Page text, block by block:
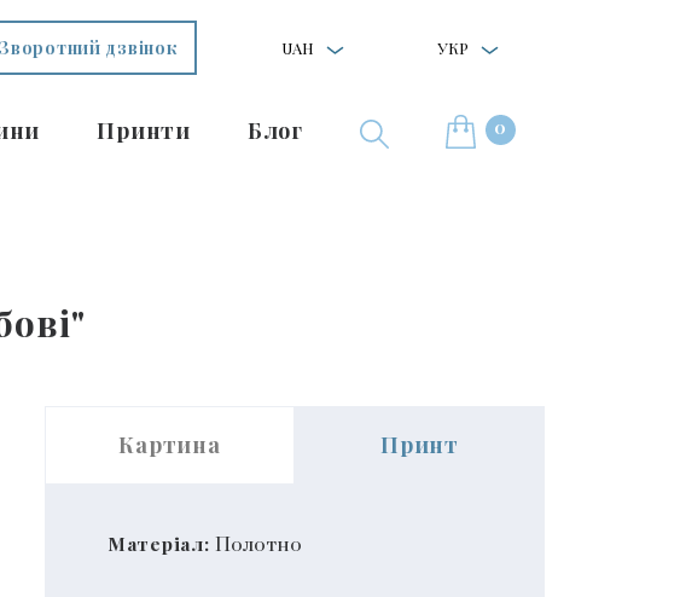
Зворотний дзвінок UAH УКР
Принти Блог 0
Картина Принт
Матеріал: Полотно